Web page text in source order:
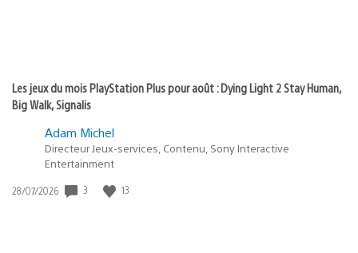
Les jeux du mois PlayStation Plus pour août : Dying Light 2 Stay Human,
Big Walk, Signalis
Adam Michel
Directeur Jeux-services, Contenu, Sony Interactive
Entertainment
Date
28/07/2026 3 13